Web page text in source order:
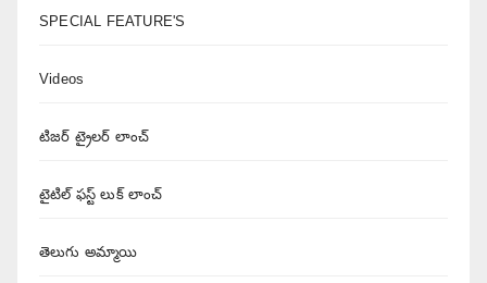
SPECIAL FEATURE'S
Videos
టిజర్ ట్రైలర్ లాంచ్
టైటిల్ ఫస్ట్ లుక్ లాంచ్
తెలుగు అమ్మాయి